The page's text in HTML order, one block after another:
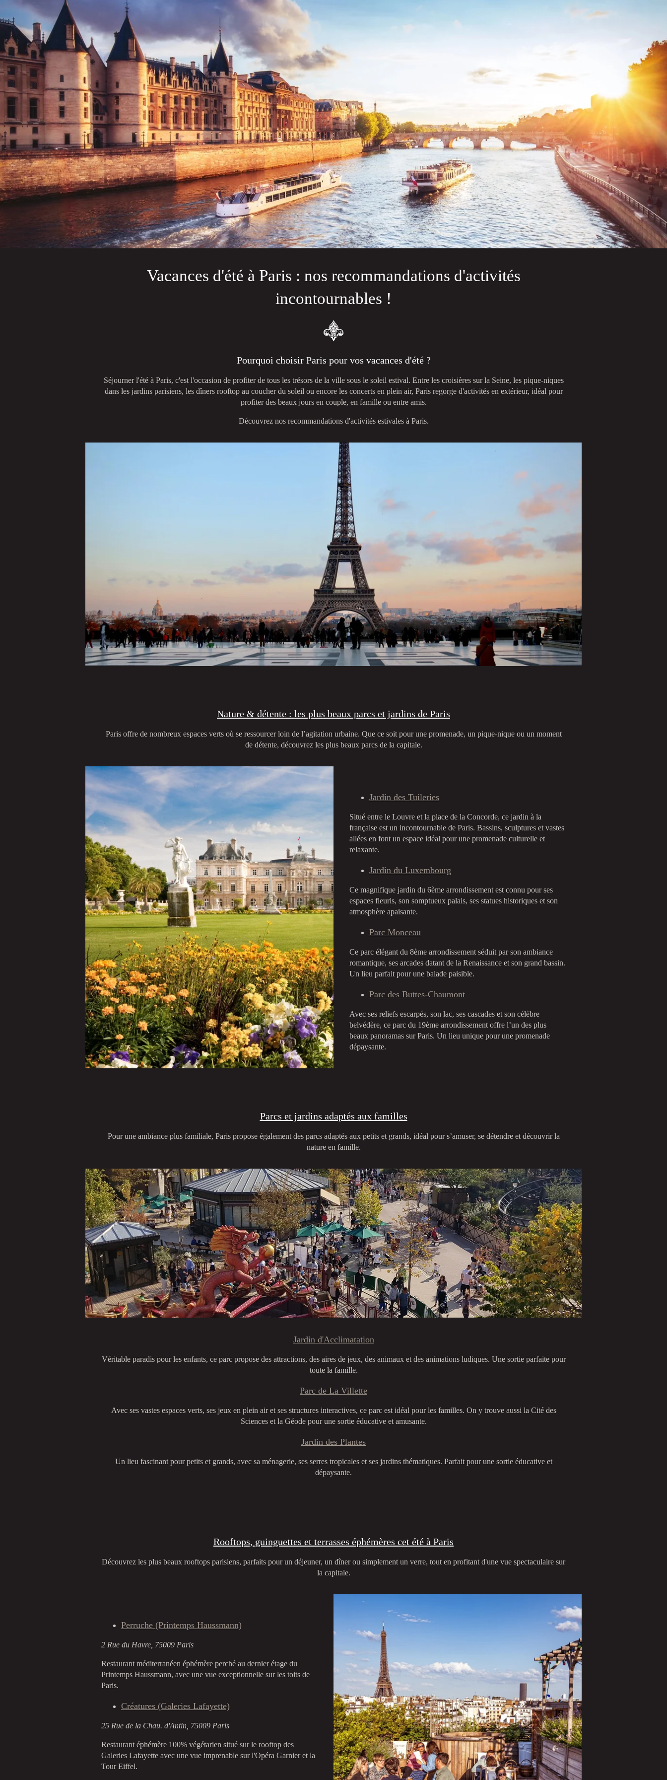
Vacances d'été à Paris : nos recommandations d'activités
incontournables !
Pourquoi choisir Paris pour vos vacances d'été ?
Séjourner l'été à Paris, c'est l'occasion de profiter de tous les trésors de la ville sous le soleil estival. Entre les croisières sur la Seine, les pique-niques
dans les jardins parisiens, les dîners rooftop au coucher du soleil ou encore les concerts en plein air, Paris regorge d'activités en extérieur, idéal pour
profiter des beaux jours en couple, en famille ou entre amis.
Découvrez nos recommandations d'activités estivales à Paris.
Nature & détente : les plus beaux parcs et jardins de Paris
Paris offre de nombreux espaces verts où se ressourcer loin de l’agitation urbaine. Que ce soit pour une promenade, un pique-nique ou un moment
de détente, découvrez les plus beaux parcs de la capitale.
Jardin des Tuileries
Situé entre le Louvre et la place de la Concorde, ce jardin à la
française est un incontournable de Paris. Bassins, sculptures et vastes
allées en font un espace idéal pour une promenade culturelle et
relaxante.
Jardin du Luxembourg
Ce magnifique jardin du 6ème arrondissement est connu pour ses
espaces fleuris, son somptueux palais, ses statues historiques et son
atmosphère apaisante.
Parc Monceau
Ce parc élégant du 8ème arrondissement séduit par son ambiance
romantique, ses arcades datant de la Renaissance et son grand bassin.
Un lieu parfait pour une balade paisible.
Parc des Buttes-Chaumont
Avec ses reliefs escarpés, son lac, ses cascades et son célèbre
belvédère, ce parc du 19ème arrondissement offre l’un des plus
beaux panoramas sur Paris. Un lieu unique pour une promenade
dépaysante.
Parcs et jardins adaptés aux familles
Pour une ambiance plus familiale, Paris propose également des parcs adaptés aux petits et grands, idéal pour s’amuser, se détendre et découvrir la
nature en famille.
Jardin d'Acclimatation
Véritable paradis pour les enfants, ce parc propose des attractions, des aires de jeux, des animaux et des animations ludiques. Une sortie parfaite pour
toute la famille.
Parc de La Villette
Avec ses vastes espaces verts, ses jeux en plein air et ses structures interactives, ce parc est idéal pour les familles. On y trouve aussi la Cité des
Sciences et la Géode pour une sortie éducative et amusante.
Jardin des Plantes
Un lieu fascinant pour petits et grands, avec sa ménagerie, ses serres tropicales et ses jardins thématiques. Parfait pour une sortie éducative et
dépaysante.
Rooftops, guinguettes et terrasses éphémères cet été à Paris
Découvrez les plus beaux rooftops parisiens, parfaits pour un déjeuner, un dîner ou simplement un verre, tout en profitant d'une vue spectaculaire sur
la capitale.
Perruche (Printemps Haussmann)
2 Rue du Havre, 75009 Paris
Restaurant méditerranéen éphémère perché au dernier étage du
Printemps Haussmann, avec une vue exceptionnelle sur les toits de
Paris.
Créatures (Galeries Lafayette)
25 Rue de la Chau. d'Antin, 75009 Paris
Restaurant éphémère 100% végétarien situé sur le rooftop des
Galeries Lafayette avec une vue imprenable sur l'Opéra Garnier et la
Tour Eiffel.